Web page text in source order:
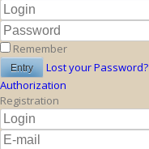
Remember
Lost your Password?
Authorization
Registration